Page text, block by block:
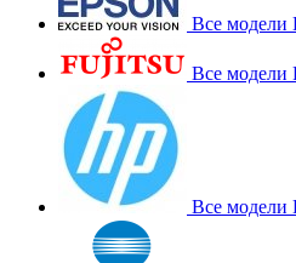
Все модели
Все модели
Все модели